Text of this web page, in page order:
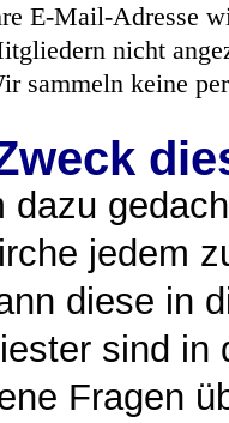
E-Mail-Adresse
nicht
sammeln keine
dazu
jedem
diese in
sind in
Fragen